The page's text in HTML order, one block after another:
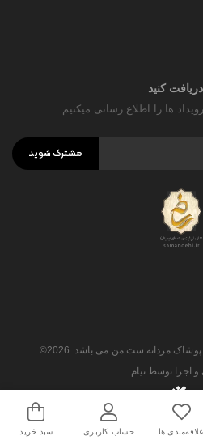
کنید
ها را اطلاع رسانی میکنیم.
مشترک شوید
مردانه ست من می باشد. 2026©
اجرا توسط تیام
علاقه‌مندی ها حساب کاربری سبد خرید